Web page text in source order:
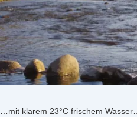
…mit klarem 23°C frischem Wasser…